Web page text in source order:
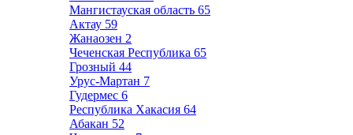
Мангистауская область 65
Актау 59
Жанаозен 2
Чеченская Республика 65
Грозный 44
Урус-Мартан 7
Гудермес 6
Республика Хакасия 64
Абакан 52